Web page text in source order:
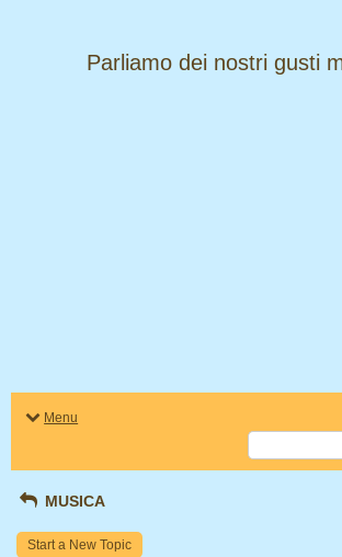
​​​​​​​Parliamo dei nostri gusti
Menu
MUSICA
Start a New Topic